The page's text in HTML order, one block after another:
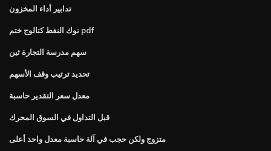
تدابير أداء المخزون
نوك النفط كتالوج ختم pdf
سهم مدرسة التجارة ثين
تحديد ترتيب وقف الأسهم
معدل سعر التقدير حاسبة
قبل التداول في السوق المحرك
متزوج ولكن حجب في آلة حاسبة معدل واحد أعلى